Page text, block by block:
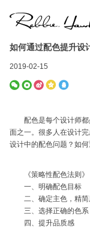
如何通过配色提升设
2019-02-15
配色是每个设计师
面之一。很多人在设计
设计中的配色问题？如
《策略性配色法则》
一、明确配色目标
二、确定主色，精简
三、选择正确的色系
四、提升品质感